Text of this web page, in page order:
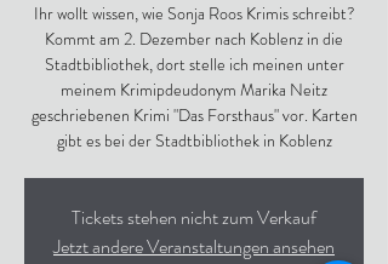
Ihr wollt wissen, wie Sonja Roos Krimis schreibt?
Kommt am 2. Dezember nach Koblenz in die
Stadtbibliothek, dort stelle ich meinen unter
meinem Krimipdeudonym Marika Neitz
geschriebenen Krimi "Das Forsthaus" vor. Karten
gibt es bei der Stadtbibliothek in Koblenz
Tickets stehen nicht zum Verkauf
Jetzt andere Veranstaltungen ansehen